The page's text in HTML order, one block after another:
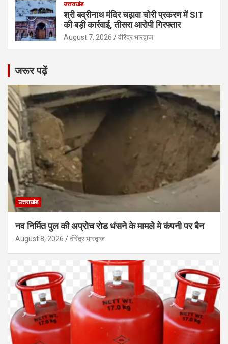
उत्तराखंड
श्री बद्रीनाथ मंदिर चढ़ावा चोरी प्रकरण में SIT
की बड़ी कार्रवाई, तीसरा आरोपी गिरफ्तार
August 7, 2026 वीरेंद्र भारद्वाज
जरूर पढ़ें
उत्तराखंड
नव निर्मित पुल की अप्रोच रोड धंसने के मामले मे कंपनी पर बैन
August 8, 2026 वीरेंद्र भारद्वाज